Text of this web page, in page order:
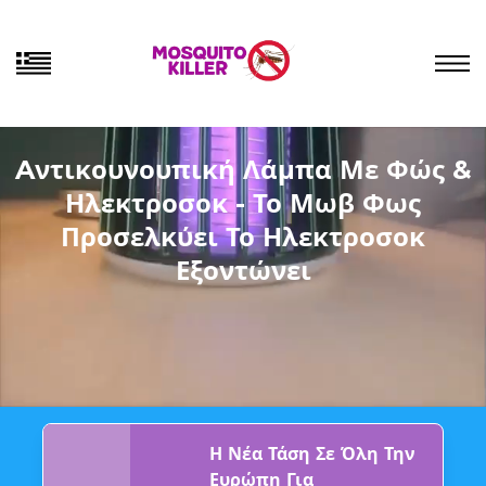
Aντικουνουπική Λάμπα Με Φώς &
Ηλεκτροσοκ - Το Μωβ Φως
Προσελκύει Το Ηλεκτροσοκ
Εξοντώνει
Η Νέα Τάση Σε Όλη Την
Ευρώπη Για